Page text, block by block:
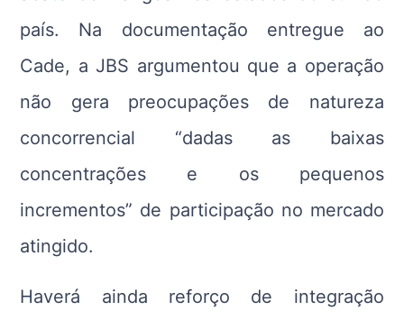
país. Na documentação entregue ao
Cade, a JBS argumentou que a operação
não gera preocupações de natureza
concorrencial “dadas as baixas
concentrações e os pequenos
incrementos” de participação no mercado
atingido.
Haverá ainda reforço de integração